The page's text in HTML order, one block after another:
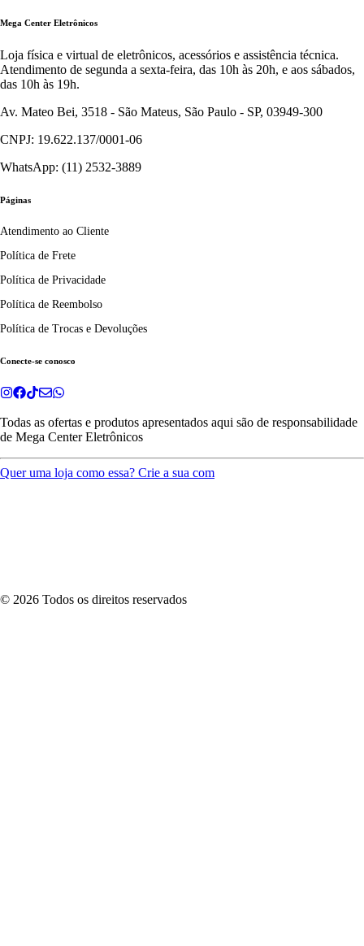
Mega Center Eletrônicos
Loja física e virtual de eletrônicos, acessórios e assistência técnica.
Atendimento de segunda a sexta-feira, das 10h às 20h, e aos sábados,
das 10h às 19h.
Av. Mateo Bei, 3518 - São Mateus, São Paulo - SP, 03949-300
CNPJ: 19.622.137/0001-06
WhatsApp: (11) 2532-3889
Páginas
Atendimento ao Cliente
Política de Frete
Política de Privacidade
Política de Reembolso
Política de Trocas e Devoluções
Conecte-se conosco
Todas as ofertas e produtos apresentados aqui são de responsabilidade
de Mega Center Eletrônicos
Quer uma loja como essa? Crie a sua com
© 2026 Todos os direitos reservados